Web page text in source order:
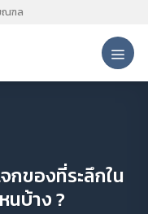
ณฑล
กของที่ระลึกใน
นบ้าง ?